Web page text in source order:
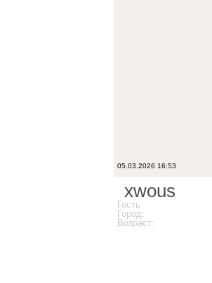
05.03.2026 16:53
xwous
Гость
Город:
Возраст: